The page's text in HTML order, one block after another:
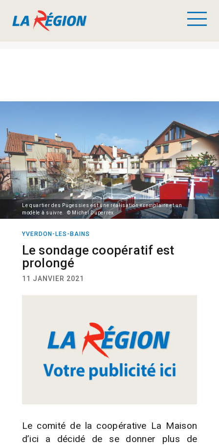
Le quartier des Pugessies est une réalisation exemplaire et un
modèle à suivre. © Michel Duperrex
YVERDON-LES-BAINS
Le sondage coopératif est
prolongé
11 JANVIER 2021
Le comité de la coopérative La Maison
d’ici a décidé de se donner plus de